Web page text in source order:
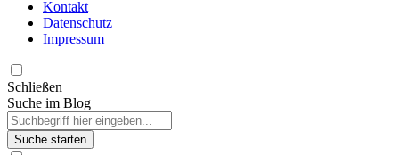
Kontakt
Datenschutz
Impressum
Schließen
Suche im Blog
Suche starten